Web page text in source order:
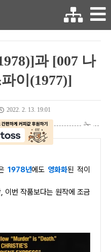
과 [007 나
이(1977)]
2022. 2. 13. 19:01
1978년에도 영화화된 적이
이번 작품보다는 원작에 조금